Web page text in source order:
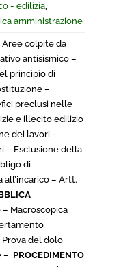
- edilizia,
amministrazione
Aree colpite da
antisismico –
principio di
–
preclusi nelle
e illecito edilizio
dei lavori –
– Esclusione della
di
– Artt.
– Macroscopica
Prova del dolo
– PROCEDIMENTO